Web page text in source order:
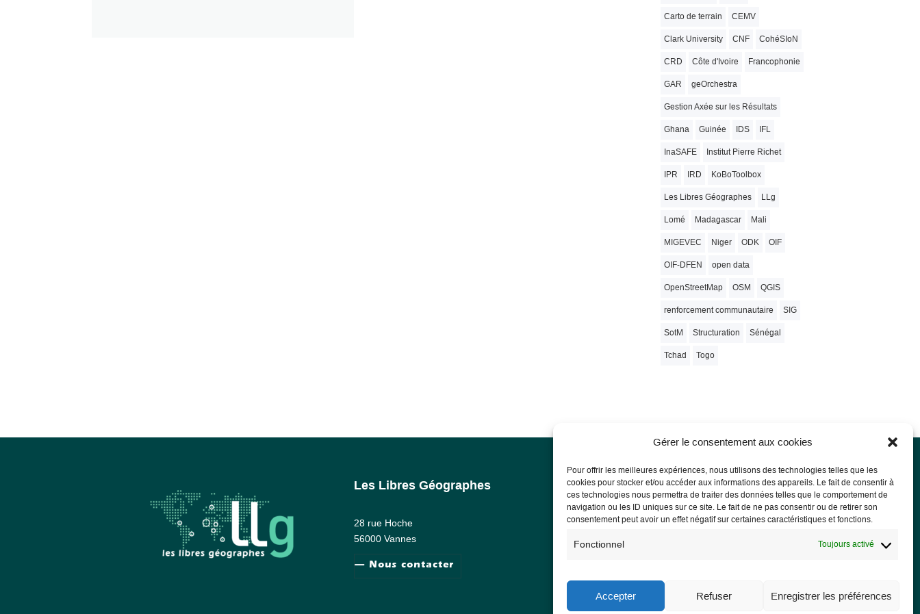
Gérer le consentement aux cookies
Pour offrir les meilleures expériences, nous utilisons des technologies telles que les
cookies pour stocker et/ou accéder aux informations des appareils. Le fait de consentir à
ces technologies nous permettra de traiter des données telles que le comportement de
navigation ou les ID uniques sur ce site. Le fait de ne pas consentir ou de retirer son
consentement peut avoir un effet négatif sur certaines caractéristiques et fonctions.
Fonctionnel Toujours activé
Accepter Refuser Enregistrer les préférences
Carto de terrain CEMV
Clark University CNF CohéSIoN
CRD Côte d'Ivoire Francophonie
GAR geOrchestra
Gestion Axée sur les Résultats
Ghana Guinée IDS IFL
InaSAFE Institut Pierre Richet
IPR IRD KoBoToolbox
Les Libres Géographes LLg
Lomé Madagascar Mali
MIGEVEC Niger ODK OIF
OIF-DFEN open data
OpenStreetMap OSM QGIS
renforcement communautaire SIG
SotM Structuration Sénégal
Tchad Togo
Les Libres Géographes
28 rue Hoche
56000 Vannes
— Nous contacter
Informations légales
Mentions légales